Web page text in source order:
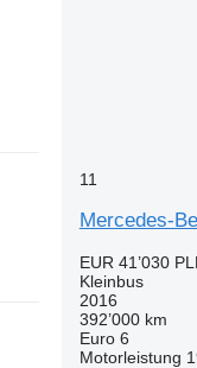
11
Mercedes-
EUR 41’030
Kleinbus
2016
392’000 km
Euro 6
Motorleistung